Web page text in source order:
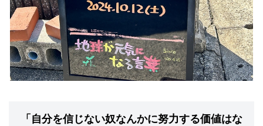
「自分を信じない奴なんかに努力する価値はな